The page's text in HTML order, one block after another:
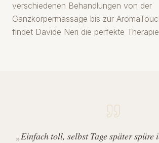
verschiedenen Behandlungen von der
Ganzkörpermassage bis zur
findet Davide Neri die perfekte
„Einfach toll, selbst Tage später spüre